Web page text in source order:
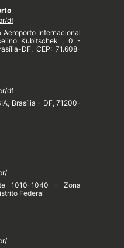
df
Internacional
Kubitschek , 0 -
DF. CEP: 71.608-
df
Brasília - DF, 71200-
1010-1040 - Zona
Federal